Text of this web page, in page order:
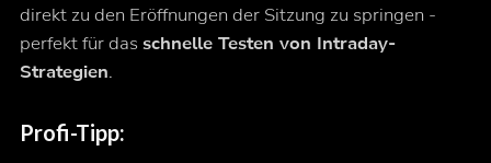
direkt zu den Eröffnungen der Sitzung zu springen -
perfekt für das schnelle Testen von Intraday-
Strategien.
Profi-Tipp: